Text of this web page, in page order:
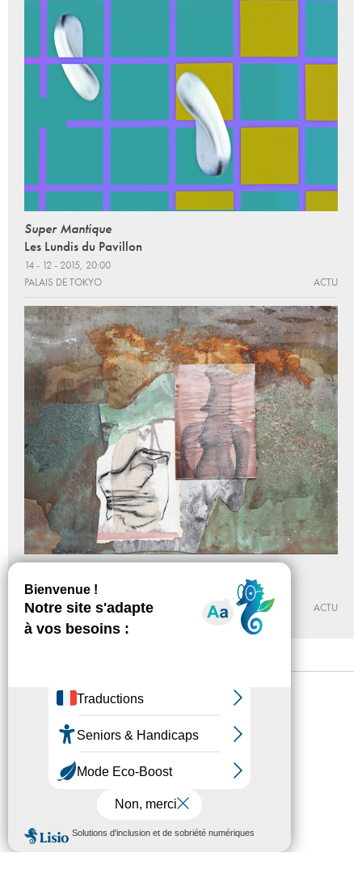
Super Mantique
Les Lundis du Pavillon
14 - 12 - 2015, 20:00
PALAIS DE TOKYO
ACTU
Du 14 - 10 au 23 - 12 - 2017
VILLA VASSILIEFF
ACTU
Accessibilité
Presse